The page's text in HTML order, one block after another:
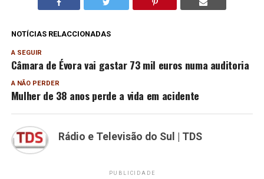
NOTÍCIAS RELACCIONADAS
A SEGUIR
Câmara de Évora vai gastar 73 mil euros numa auditoria
A NÃO PERDER
Mulher de 38 anos perde a vida em acidente
Rádio e Televisão do Sul | TDS
PUBLICIDADE